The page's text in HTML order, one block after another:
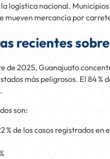
logística nacional.
mueven mercancía por
recientes
de 2025, Guanajuato
más peligrosos. El 84
son:
% de los casos registrados en